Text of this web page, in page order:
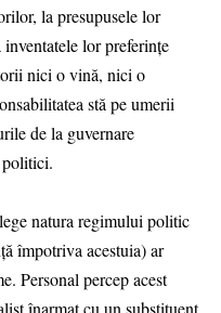
la presupusele lor
lor preferințe
nici o vină, nici o
stă pe umerii
de la guvernare
natura regimului politic
împotriva acestuia) ar
Personal percep acest